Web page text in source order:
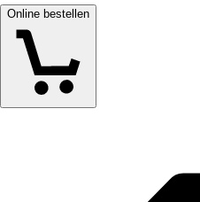
Online bestellen